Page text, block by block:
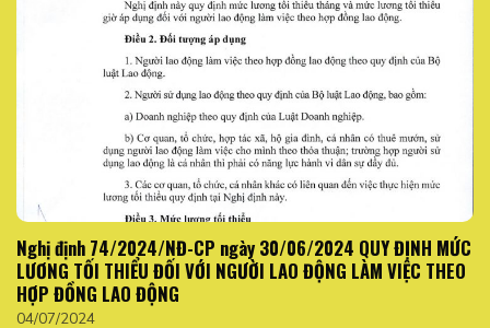
Nghị định 74/2024/NĐ-CP ngày 30/06/2024 QUY ĐỊNH MỨC
LƯƠNG TỐI THIỂU ĐỐI VỚI NGƯỜI LAO ĐỘNG LÀM VIỆC THEO
HỢP ĐỒNG LAO ĐỘNG
04/07/2024